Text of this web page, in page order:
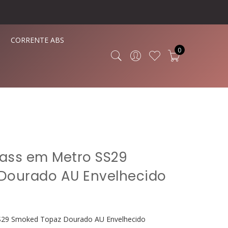
CORRENTE ABS
0
em Metro SS29
AU Envelhecido
Smoked Topaz Dourado AU Envelhecido